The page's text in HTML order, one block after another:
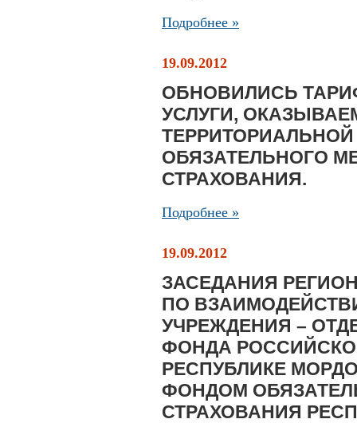
Подробнее »
19.09.2012
ОБНОВИЛИСЬ
УСЛУГИ,
ОБЯЗАТЕЛЬНОГО
СТРАХОВАНИЯ.
Подробнее »
19.09.2012
ЗАСЕДАНИЯ
ПО
УЧРЕЖДЕНИЯ –
ФОНДА
РЕСПУБЛИКЕ
ФОНДОМ
СТРАХОВАНИЯ